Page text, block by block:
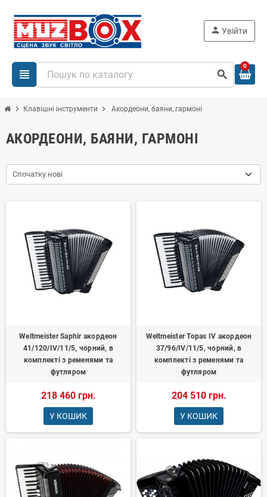
view_headline search
person Увійти
0
chevron_right Клавішні інструменти chevron_right Акордеони, баяни, гармоні
АКОРДЕОНИ, БАЯНИ, ГАРМОНІ
Спочатку нові
Weltmeister Saphir акордеон
41/120/IV/11/5, чорний, в
комплекті з ременями та
футляром
218 460 грн.
У КОШИК
Weltmeister Topas IV акордеон
37/96/IV/11/5, чорний, в
комплекті з ременями та
футляром
204 510 грн.
У КОШИК